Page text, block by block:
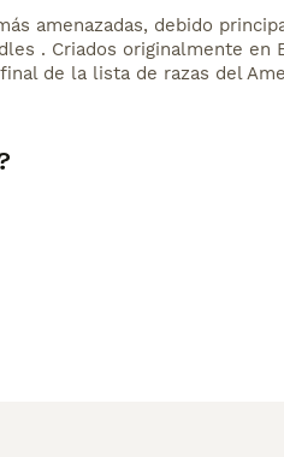
amenazadas, debido
. Criados originalmente en
de la lista de razas del